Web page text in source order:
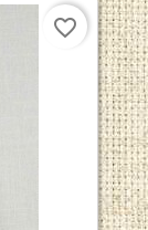
favorite_border